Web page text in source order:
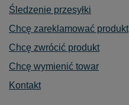
Śledzenie przesyłki
Chcę zareklamować produkt
Chcę zwrócić produkt
Chcę wymienić towar
Kontakt